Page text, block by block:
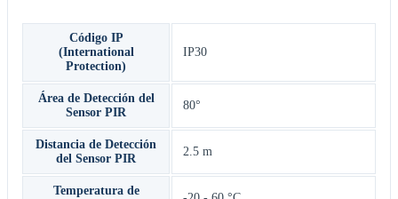
Código IP
(International
Protection)
IP30
Área de Detección del
Sensor PIR
80°
Distancia de Detección
del Sensor PIR
2.5 m
Temperatura de